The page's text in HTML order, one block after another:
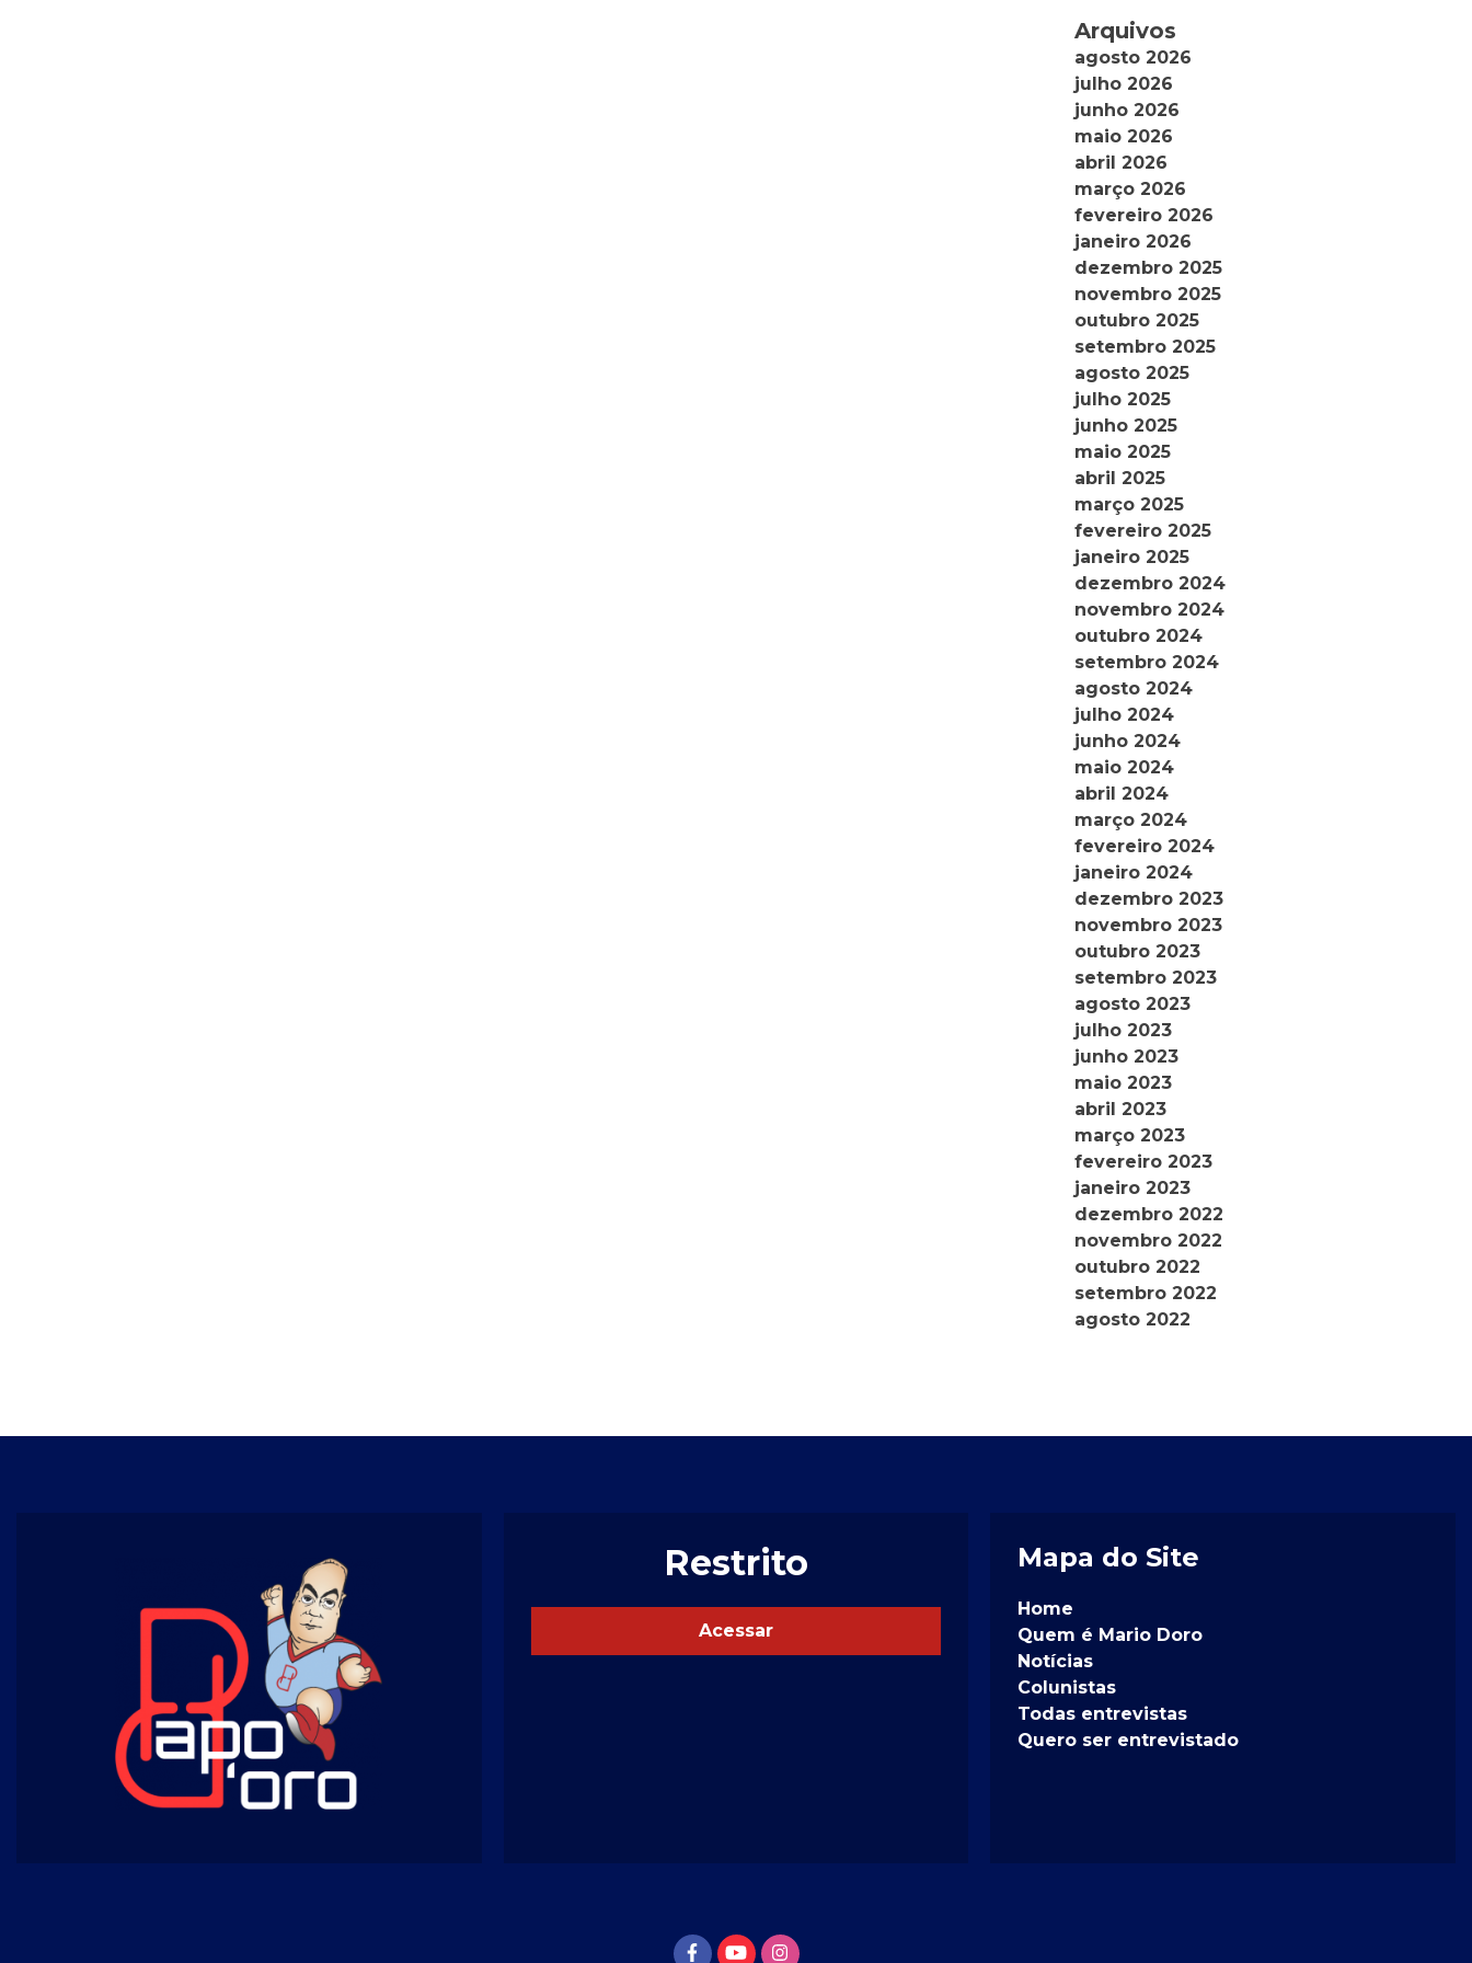
Arquivos
agosto 2026
julho 2026
junho 2026
maio 2026
abril 2026
março 2026
fevereiro 2026
janeiro 2026
dezembro 2025
novembro 2025
outubro 2025
setembro 2025
agosto 2025
julho 2025
junho 2025
maio 2025
abril 2025
março 2025
fevereiro 2025
janeiro 2025
dezembro 2024
novembro 2024
outubro 2024
setembro 2024
agosto 2024
julho 2024
junho 2024
maio 2024
abril 2024
março 2024
fevereiro 2024
janeiro 2024
dezembro 2023
novembro 2023
outubro 2023
setembro 2023
agosto 2023
julho 2023
junho 2023
maio 2023
abril 2023
março 2023
fevereiro 2023
janeiro 2023
dezembro 2022
novembro 2022
outubro 2022
setembro 2022
agosto 2022
Restrito
Acessar
Mapa do Site
Home
Quem é Mario Doro
Notícias
Colunistas
Todas entrevistas
Quero ser entrevistado